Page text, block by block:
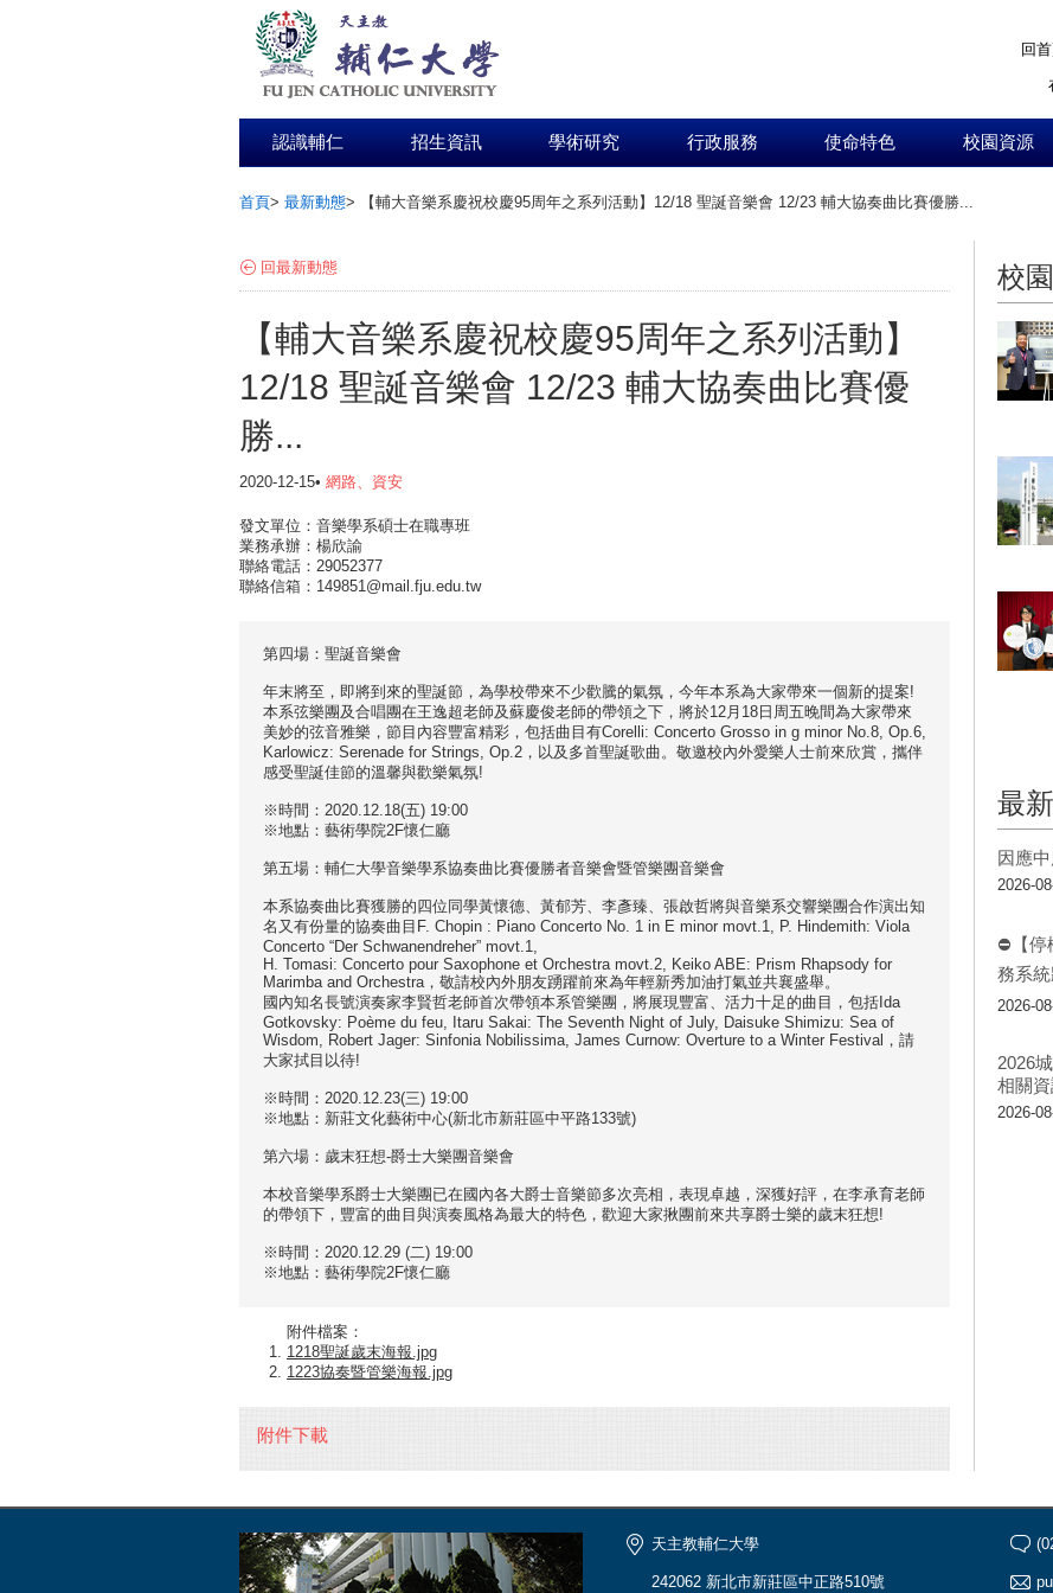
回
認識輔仁 招生資訊 學術研究 行政服務 使命特色 校園資源
首頁> 最新動態> 【輔大音樂系慶祝校慶95周年之系列活動】12/18 聖誕音樂會 12/23 輔大協奏曲比賽優勝...
回最新動態
【輔大音樂系慶祝校慶95周年之系列活動】
12/18 聖誕音樂會 12/23 輔大協奏曲比賽優
勝...
2020-12-15• 網路、資安
發文單位：音樂學系碩士在職專班
業務承辦：楊欣諭
聯絡電話：29052377
聯絡信箱：149851@mail.fju.edu.tw
第四場：聖誕音樂會
年末將至，即將到來的聖誕節，為學校帶來不少歡騰的氣氛，今年本系為大家帶來一個新的提案!
本系弦樂團及合唱團在王逸超老師及蘇慶俊老師的帶領之下，將於12月18日周五晚間為大家帶來
美妙的弦音雅樂，節目內容豐富精彩，包括曲目有Corelli: Concerto Grosso in g minor No.8, Op.6,
Karlowicz: Serenade for Strings, Op.2，以及多首聖誕歌曲。敬邀校內外愛樂人士前來欣賞，攜伴
感受聖誕佳節的溫馨與歡樂氣氛!
※時間：2020.12.18(五) 19:00
※地點：藝術學院2F懷仁廳
第五場：輔仁大學音樂學系協奏曲比賽優勝者音樂會暨管樂團音樂會
本系協奏曲比賽獲勝的四位同學黃懷德、黃郁芳、李彥臻、張啟哲將與音樂系交響樂團合作演出知
名又有份量的協奏曲目F. Chopin : Piano Concerto No. 1 in E minor movt.1, P. Hindemith: Viola
Concerto “Der Schwanendreher” movt.1,
H. Tomasi: Concerto pour Saxophone et Orchestra movt.2, Keiko ABE: Prism Rhapsody for
Marimba and Orchestra，敬請校內外朋友踴躍前來為年輕新秀加油打氣並共襄盛舉。
國內知名長號演奏家李賢哲老師首次帶領本系管樂團，將展現豐富、活力十足的曲目，包括Ida
Gotkovsky: Poème du feu, Itaru Sakai: The Seventh Night of July, Daisuke Shimizu: Sea of
Wisdom, Robert Jager: Sinfonia Nobilissima, James Curnow: Overture to a Winter Festival，請
大家拭目以待!
※時間：2020.12.23(三) 19:00
※地點：新莊文化藝術中心(新北市新莊區中平路133號)
第六場：歲末狂想-爵士大樂團音樂會
本校音樂學系爵士大樂團已在國內各大爵士音樂節多次亮相，表現卓越，深獲好評，在李承育老師
的帶領下，豐富的曲目與演奏風格為最大的特色，歡迎大家揪團前來共享爵士樂的歲末狂想!
※時間：2020.12.29 (二) 19:00
※地點：藝術學院2F懷仁廳
附件檔案：
1218聖誕歲末海報.jpg
1223協奏暨管樂海報.jpg
附件下載
校
最
因應
2026-
⛔【
務系
2026-
2026
相關
2026-
天主教輔仁大學
242062 新北市新莊區中正路510號